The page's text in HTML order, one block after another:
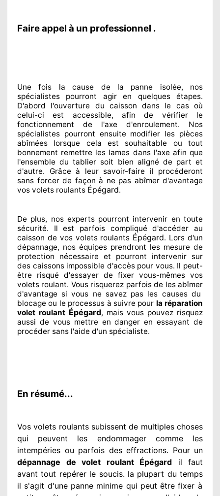
Faire appel à un professionnel .
Une fois la cause de la panne isolée, nos
spécialistes pourront agiren quelques étapes.
D'abord l'ouverture du caisson dans le cas où
celui-ci est accessible, afin de vérifier le
fonctionnement de l'axe d'enroulement. Nos
spécialistes pourront ensuite modifier les pièces
abîmées lorsque cela est souhaitable ou tout
bonnement remettre les lames dans l'axe afin que
l'ensemble du tablier soit bien aligné de part et
d'autre. Grâce à leur savoir-faire il procéderont
sans forcer de façon à ne pas abîmerd'avantage
vos volets roulants Épégard.
De plus, nos expertspourront intervenir en toute
sécurité. Il est parfois compliquéd'accéder au
caisson de vos volets roulants Épégard. Lors d'un
dépannage, nos équipes prendront les mesure de
protection nécessaire et pourront intervenir sur
des caissons impossible d'accès pour vous. Il peut-
être risqué d'essayer de fixer vous-mêmes vos
volets roulant. Vous risquerez parfois de les abîmer
d'avantage si vous ne savezpas les causes du
blocage ou le processus à suivre pour la réparation
volet roulant Épégard, mais vous pouvez risquez
aussi de vous mettre en danger en essayant de
procéder sans l'aide d'un spécialiste.
En résumé...
Vos volets roulants subissent de multipleschoses
qui peuvent les endommagercomme les
intempéries ou parfois des effractions. Pour un
dépannage de volet roulant Épégard il faut
avant tout repérerle soucis. la plupart du temps
il s'agit d'une panne minime qui peut être fixer à